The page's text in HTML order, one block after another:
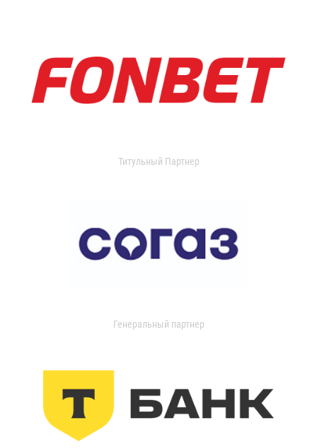
Титульный Партнер
Генеральный партнер